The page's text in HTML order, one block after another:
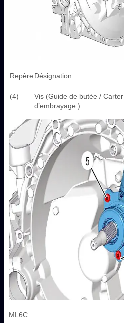
Repère Désignation
(4)
Vis (Guide de butée / Carter
d’embrayage )
ML6C